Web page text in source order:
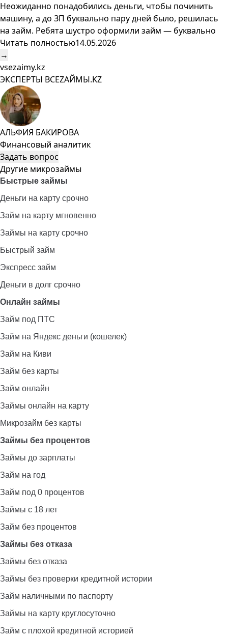
Неожиданно понадобились деньги, чтобы починить
машину, а до ЗП буквально пару дней было, решилась
на займ. Ребята шустро оформили займ — буквально
Читать полностью14.05.2026
→
vsezaimy.kz
ЭКСПЕРТЫ ВСЕZAЙМЫ.KZ
АЛЬФИЯ БАКИРОВА
Финансовый аналитик
Задать вопрос
Другие микрозаймы
Быстрые займы
Деньги на карту срочно
Займ на карту мгновенно
Займы на карту срочно
Быстрый займ
Экспресс займ
Деньги в долг срочно
Онлайн займы
Займ под ПТС
Займ на Яндекс деньги (кошелек)
Займ на Киви
Займ без карты
Займ онлайн
Займы онлайн на карту
Микрозайм без карты
Займы без процентов
Займы до зарплаты
Займ на год
Займ под 0 процентов
Займы с 18 лет
Займ без процентов
Займы без отказа
Займы без отказа
Займы без проверки кредитной истории
Займ наличными по паспорту
Займы на карту круглосуточно
Займ с плохой кредитной историей